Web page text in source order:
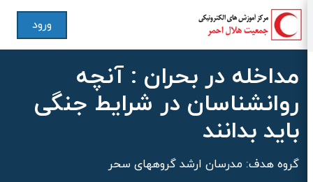
ورود
مداخله در بحران : آنچه
روانشناسان در شرایط جنگی
باید بدانند
گروه هدف: مدرسان ارشد گروههای سحر